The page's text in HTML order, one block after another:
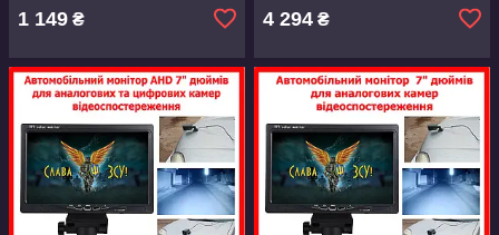
1 149 ₴ 4 294 ₴